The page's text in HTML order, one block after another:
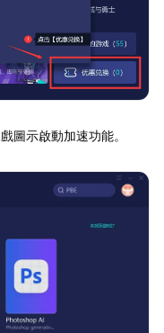
圖示啟動加速功能。